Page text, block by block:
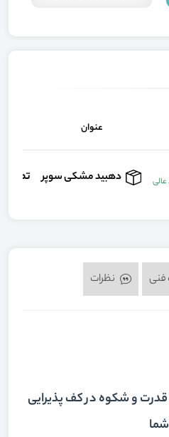
عنوان
عالی دهبید مشکی سوپر تماس
و شکوه در کف پذیرایی
شما